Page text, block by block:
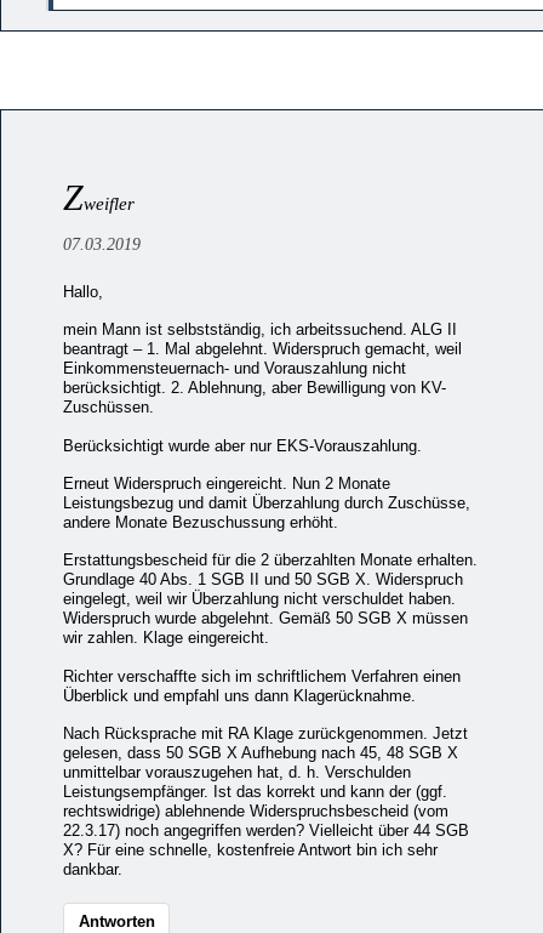
Zweifler
07.03.2019
Hallo,
mein Mann ist selbstständig, ich arbeitssuchend. ALG II
beantragt – 1. Mal abgelehnt. Widerspruch gemacht, weil
Einkommensteuernach- und Vorauszahlung nicht
berücksichtigt. 2. Ablehnung, aber Bewilligung von KV-
Zuschüssen.
Berücksichtigt wurde aber nur EKS-Vorauszahlung.
Erneut Widerspruch eingereicht. Nun 2 Monate
Leistungsbezug und damit Überzahlung durch Zuschüsse,
andere Monate Bezuschussung erhöht.
Erstattungsbescheid für die 2 überzahlten Monate erhalten.
Grundlage 40 Abs. 1 SGB II und 50 SGB X. Widerspruch
eingelegt, weil wir Überzahlung nicht verschuldet haben.
Widerspruch wurde abgelehnt. Gemäß 50 SGB X müssen
wir zahlen. Klage eingereicht.
Richter verschaffte sich im schriftlichem Verfahren einen
Überblick und empfahl uns dann Klagerücknahme.
Nach Rücksprache mit RA Klage zurückgenommen. Jetzt
gelesen, dass 50 SGB X Aufhebung nach 45, 48 SGB X
unmittelbar vorauszugehen hat, d. h. Verschulden
Leistungsempfänger. Ist das korrekt und kann der (ggf.
rechtswidrige) ablehnende Widerspruchsbescheid (vom
22.3.17) noch angegriffen werden? Vielleicht über 44 SGB
X? Für eine schnelle, kostenfreie Antwort bin ich sehr
dankbar.
Antworten